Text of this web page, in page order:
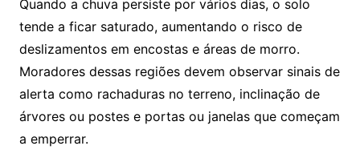
Quando a chuva persiste por vários dias, o solo
tende a ficar saturado, aumentando o risco de
deslizamentos em encostas e áreas de morro.
Moradores dessas regiões devem observar sinais de
alerta como rachaduras no terreno, inclinação de
árvores ou postes e portas ou janelas que começam
a emperrar.